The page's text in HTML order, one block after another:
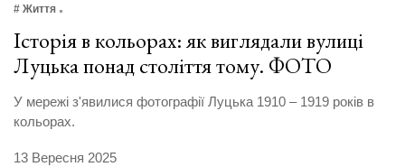
# Життя
Історія в кольорах: як виглядали вулиці
Луцька понад століття тому. ФОТО
У мережі з'явилися фотографії Луцька 1910 – 1919 років в
кольорах.
13 Вересня 2025